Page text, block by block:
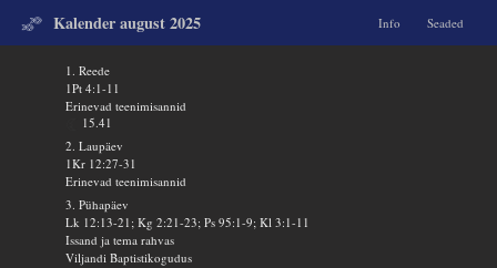
Kalender august 2025 Info Seaded
1. Reede
1Pt 4:1-11
Erinevad teenimisannid
15.41
2. Laupäev
1Kr 12:27-31
Erinevad teenimisannid
3. Pühapäev
Lk 12:13-21; Kg 2:21-23; Ps 95:1-9; Kl 3:1-11
Issand ja tema rahvas
Viljandi Baptistikogudus